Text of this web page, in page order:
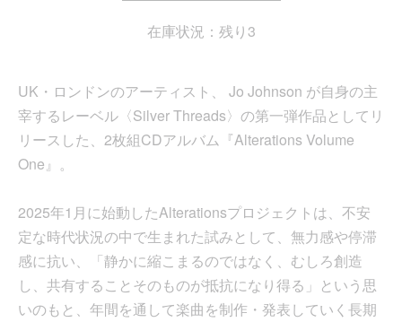
在庫状況：残り3
UK・ロンドンのアーティスト、 Jo Johnson が自身の主
宰するレーベル〈Silver Threads〉の第一弾作品としてリ
リースした、2枚組CDアルバム『Alterations Volume
One』。
2025年1月に始動したAlterationsプロジェクトは、不安
定な時代状況の中で生まれた試みとして、無力感や停滞
感に抗い、「静かに縮こまるのではなく、むしろ創造
し、共有することそのものが抵抗になり得る」という思
いのもと、年間を通して楽曲を制作・発表していく長期